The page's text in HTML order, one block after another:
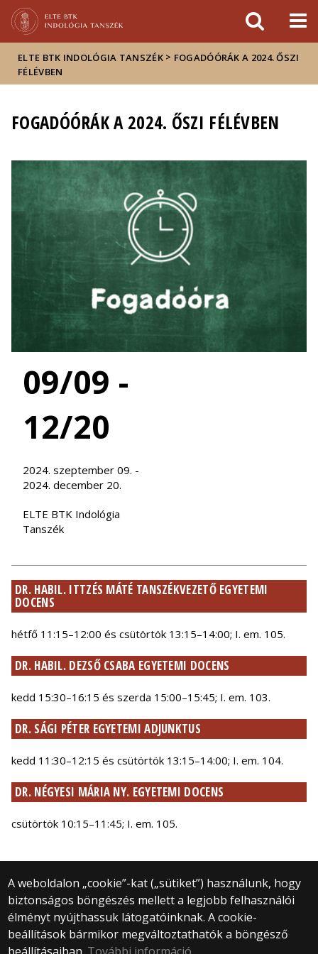
sajtóban
ELTE BTK INDOLÓGIA TANSZÉK > FOGADÓÓRÁK A 2024. ŐSZI
FÉLÉVBEN
FOGADÓÓRÁK A 2024. ŐSZI FÉLÉVBEN
09/09 -
12/20
2024. szeptember 09. -
2024. december 20.
ELTE BTK Indológia
Tanszék
DR. HABIL. ITTZÉS MÁTÉ TANSZÉKVEZETŐ EGYETEMI
DOCENS
hétfő 11:15–12:00 és csütörtök 13:15–14:00; I. em. 105.
DR. HABIL. DEZSŐ CSABA EGYETEMI DOCENS
kedd 15:30–16:15 és szerda 15:00–15:45; I. em. 103.
DR. SÁGI PÉTER EGYETEMI ADJUNKTUS
kedd 11:30–12:15 és csütörtök 13:15–14:00; I. em. 104.
DR. NÉGYESI MÁRIA NY. EGYETEMI DOCENS
csütörtök 10:15–11:45; I. em. 105.
A weboldalon „cookie”-kat („sütiket”) használunk, hogy
biztonságos böngészés mellett a legjobb felhasználói
élményt nyújthassuk látogatóinknak. A cookie-
beállítások bármikor megváltoztathatók a böngésző
© 2025 Eötvös Loránd Tudományegyetem
Minden jog fenntartva.
1053 Budapest, Egyetem tér 1–3.
Központi telefonszám: +36 1 411 6500